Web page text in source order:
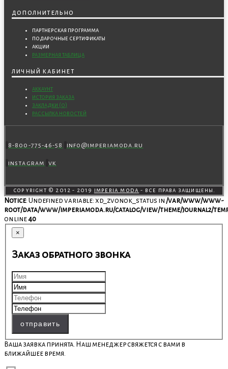
дополнительно
партнерская программа
подарочные сертификаты
акции
размерная таблица
личный кабинет
аккаунт
история заказа
закладки (0)
рассылка новостей
8-800-775-46-58 info@imperiamoda.ru
instagram vk
copyright © 2012 - 2019 imperia moda - все права защищены.
Notice: Undefined variable: xd_zvonok_status in /var/www/www-
root/data/www/imperiamoda.ru/catalog/view/theme/journal2/
on line40
×
Заказ обратного звонка
отправить
Ваша заявка принята. Наш менеджер свяжется с вами в
ближайшее время.